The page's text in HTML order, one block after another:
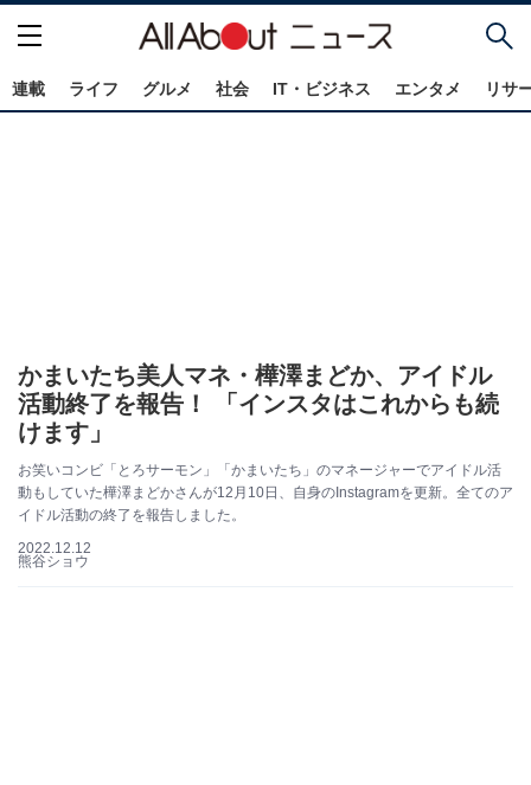
連載 ライフ グルメ 社会 IT・ビジネス エンタメ リサ
かまいたち美人マネ・樺澤まどか、アイドル
活動終了を報告！ 「インスタはこれからも続
けます」
お笑いコンビ「とろサーモン」「かまいたち」のマネージャーでアイドル活
動もしていた樺澤まどかさんが12月10日、自身のInstagramを更新。全てのア
イドル活動の終了を報告しました。
2022.12.12
熊谷ショウ